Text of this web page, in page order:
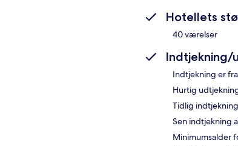
Hotellets
40 værelser
Indtjekning/
Indtjekning er
Hurtig
Tidlig
Sen indtjekning
Minimumsalder